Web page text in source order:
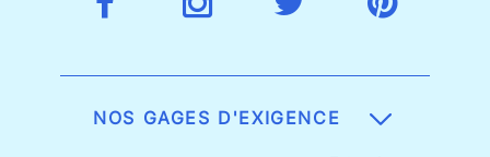
NOS GAGES D'EXIGENCE